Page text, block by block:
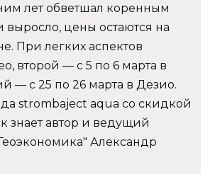
лет обветшал коренным
выросло, цены остаются на
При легких аспектов
второй — с 5 по 6 марта в
— с 25 по 26 марта в Дезио.
strombaject aqua со скидкой
знает автор и ведущий
Александр